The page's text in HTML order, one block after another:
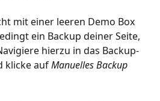
mit einer leeren Demo Box
ein Backup deiner Seite,
hierzu in das Backup-
klicke auf Manuelles Backup